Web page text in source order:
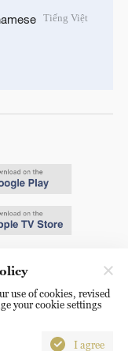
Tiếng Việt
use of cookies, revised
your cookie settings
I agree